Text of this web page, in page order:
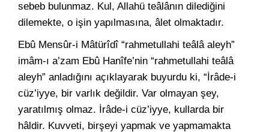
sebeb bulunmaz. Kul, Allahü teâlânın dilediğini
dilemekte, o işin yapılmasına, âlet olmaktadır.
Ebû Mensûr-i Mâtürîdî “rahmetullahi teâlâ aleyh”
imâm-ı a’zam Ebû Hanîfe’nin “rahmetullahi teâlâ
aleyh” anladığını açıklayarak buyurdu ki, “İrâde-i
cüz’iyye, bir varlık değildir. Var olmayan şey,
yaratılmış olmaz. İrâde-i cüz’iyye, kullarda bir
hâldir. Kuvveti, birşeyi yapmak ve yapmamakta